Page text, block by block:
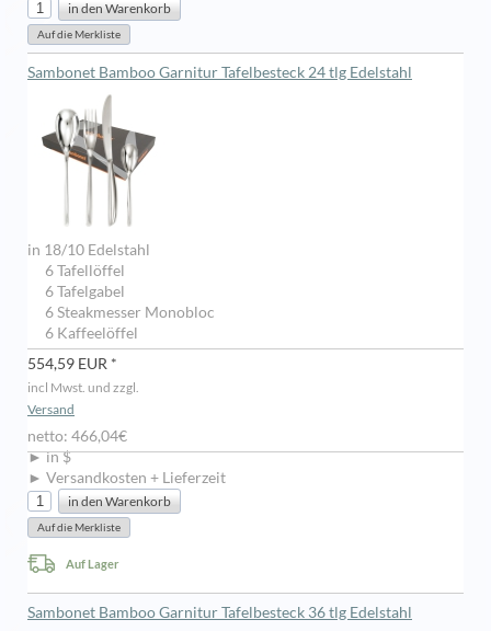
Sambonet Bamboo Garnitur Tafelbesteck 24 tlg Edelstahl
in 18/10 Edelstahl
6 Tafellöffel
6 Tafelgabel
6 Steakmesser Monobloc
6 Kaffeelöffel
554,59 EUR *
incl Mwst. und zzgl.
Versand
netto: 466,04€
► in $
► Versandkosten + Lieferzeit
Auf Lager
Sambonet Bamboo Garnitur Tafelbesteck 36 tlg Edelstahl